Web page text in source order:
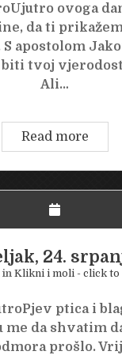
ovoga
da ti
apostolom
biti tvoj
Ali…
Read more
25.
24.
in Klikni i moli - click
ptica i
da shvatim
prošlo.